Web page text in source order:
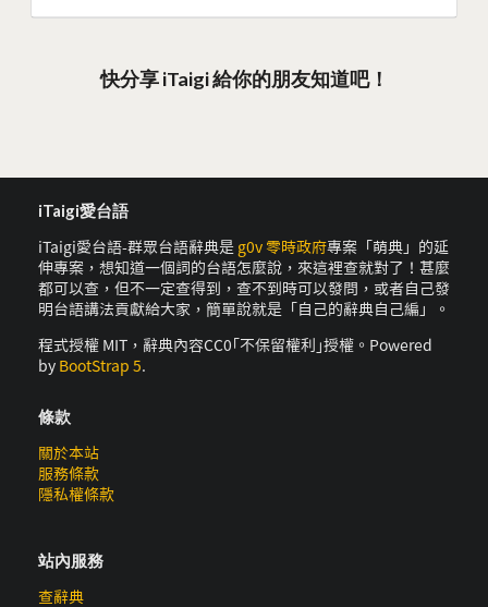
快分享 iTaigi 給你的朋友知道吧！
iTaigi愛台語
iTaigi愛台語-群眾台語辭典是 g0v 零時政府專案「萌典」的延
伸專案，想知道一個詞的台語怎麼說，來這裡查就對了！甚麼
都可以查，但不一定查得到，查不到時可以發問，或者自己發
明台語講法貢獻給大家，簡單說就是「自己的辭典自己編」。
程式授權 MIT，辭典內容CC0｢不保留權利｣授權。Powered
by BootStrap 5.
條款
關於本站
服務條款
隱私權條款
站內服務
查辭典